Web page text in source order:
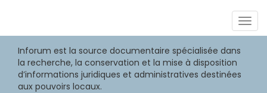
Inforum est la source documentaire spécialisée dans
la recherche, la conservation et la mise à disposition
d’informations juridiques et administratives destinées
aux pouvoirs locaux.